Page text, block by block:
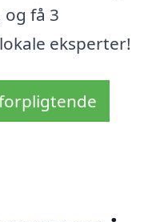
få 3
eksperter!